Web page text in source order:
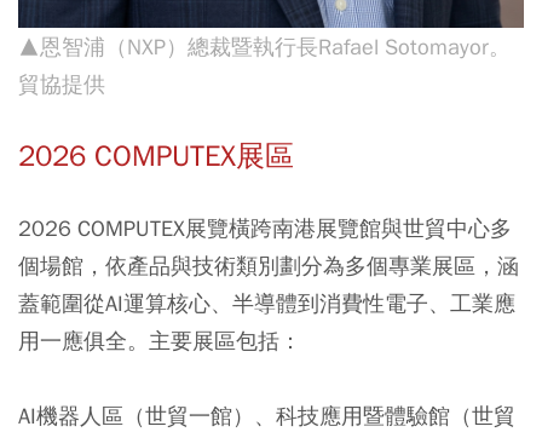
▲恩智浦（NXP）總裁暨執行長Rafael Sotomayor。
貿協提供
2026 COMPUTEX展區
2026 COMPUTEX展覽橫跨南港展覽館與世貿中心多
個場館，依產品與技術類別劃分為多個專業展區，涵
蓋範圍從AI運算核心、半導體到消費性電子、工業應
用一應俱全。主要展區包括：
AI機器人區（世貿一館）、科技應用暨體驗館（世貿